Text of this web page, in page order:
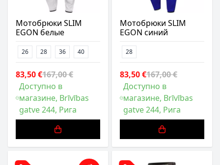
Мотобрюки SLIM
EGON белые
26 28 36 40
83,50 €167,00 €
Доступно в
магазине, Brīvības
gatve 244, Рига
Мотобрюки SLIM
EGON синий
28
83,50 €167,00 €
Доступно в
магазине, Brīvības
gatve 244, Рига